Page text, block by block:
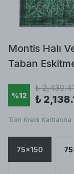
Montis Halı
Taban
%12
₺
₺
Tüm Kredi Kartlarına
75x150